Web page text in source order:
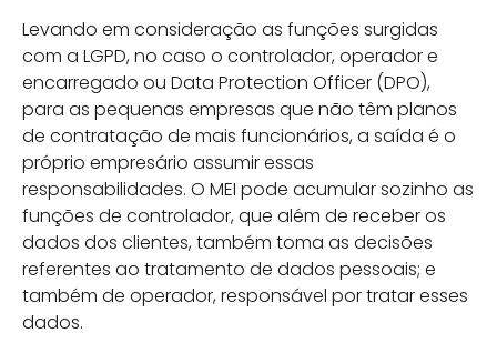
Levando em consideração as funções surgidas
com a LGPD, no caso o controlador, operador e
encarregado ou Data Protection Officer (DPO),
para as pequenas empresas que não têm planos
de contratação de mais funcionários, a saída é o
próprio empresário assumir essas
responsabilidades. O MEI pode acumular sozinho as
funções de controlador, que além de receber os
dados dos clientes, também toma as decisões
referentes ao tratamento de dados pessoais; e
também de operador, responsável por tratar esses
dados.